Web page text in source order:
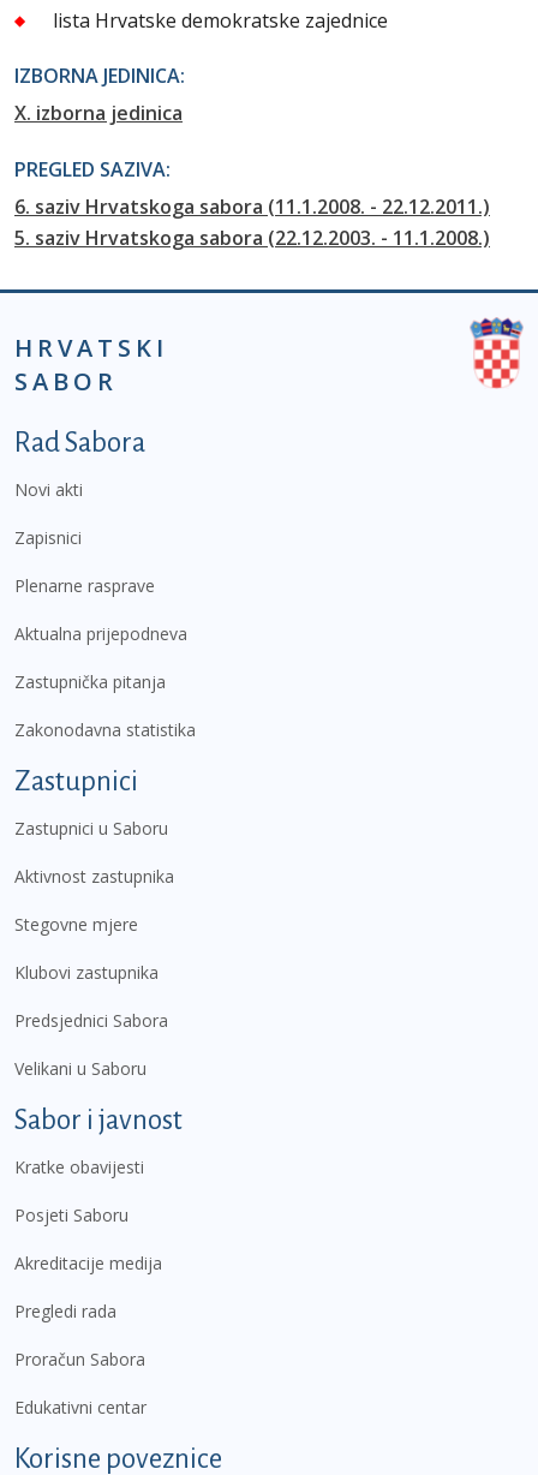
lista Hrvatske demokratske zajednice
IZBORNA JEDINICA:
X. izborna jedinica
PREGLED SAZIVA:
6. saziv Hrvatskoga sabora (11.1.2008. - 22.12.2011.)
5. saziv Hrvatskoga sabora (22.12.2003. - 11.1.2008.)
HRVATSKI
SABOR
Podnožje prvi izbornik
Rad Sabora
Novi akti
Zapisnici
Plenarne rasprave
Aktualna prijepodneva
Zastupnička pitanja
Zakonodavna statistika
Zastupnici
Zastupnici u Saboru
Aktivnost zastupnika
Stegovne mjere
Klubovi zastupnika
Predsjednici Sabora
Velikani u Saboru
Sabor i javnost
Kratke obavijesti
Posjeti Saboru
Akreditacije medija
Pregledi rada
Proračun Sabora
Edukativni centar
Korisne poveznice